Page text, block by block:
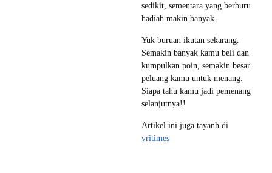
sedikit, sementara yang berburu
hadiah makin banyak.
Yuk buruan ikutan sekarang.
Semakin banyak kamu beli dan
kumpulkan poin, semakin besar
peluang kamu untuk menang.
Siapa tahu kamu jadi pemenang
selanjutnya!!
Artikel ini juga tayanh di
vritimes